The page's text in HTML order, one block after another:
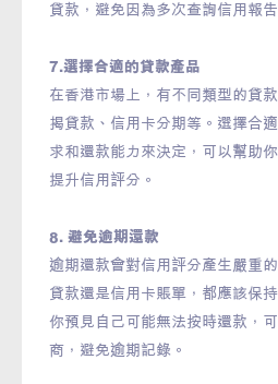
貸款，避免因為多次查詢信用報
7.選擇合適的貸款產品
在香港市場上，有不同類型的貸
揭貸款、信用卡分期等。選擇合
求和還款能力來決定，可以幫助
提升信用評分。
8. 避免逾期還款
逾期還款會對信用評分產生嚴重
貸款還是信用卡賬單，都應該保
你預見自己可能無法按時還款，
商，避免逾期記錄。